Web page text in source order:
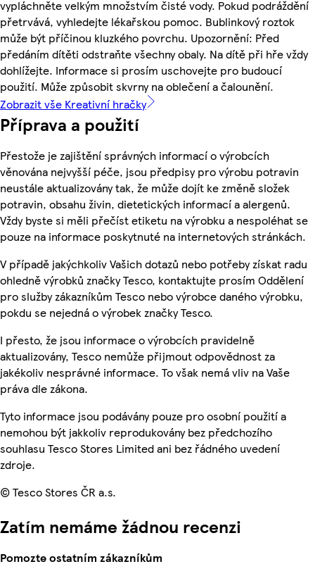
vypláchněte velkým množstvím čisté vody. Pokud podráždění
přetrvává, vyhledejte lékařskou pomoc. Bublinkový roztok
může být příčinou kluzkého povrchu. Upozornění: Před
předáním dítěti odstraňte všechny obaly. Na dítě při hře vždy
dohlížejte. Informace si prosím uschovejte pro budoucí
použití. Může způsobit skvrny na oblečení a čalounění.
Zobrazit vše Kreativní hračky
Příprava a použití
Přestože je zajištění správných informací o výrobcích
věnována nejvyšší péče, jsou předpisy pro výrobu potravin
neustále aktualizovány tak, že může dojít ke změně složek
potravin, obsahu živin, dietetických informací a alergenů.
Vždy byste si měli přečíst etiketu na výrobku a nespoléhat se
pouze na informace poskytnuté na internetových stránkách.
V případě jakýchkoliv Vašich dotazů nebo potřeby získat radu
ohledně výrobků značky Tesco, kontaktujte prosím Oddělení
pro služby zákazníkům Tesco nebo výrobce daného výrobku,
pokdu se nejedná o výrobek značky Tesco.
I přesto, že jsou informace o výrobcích pravidelně
aktualizovány, Tesco nemůže přijmout odpovědnost za
jakékoliv nesprávné informace. To však nemá vliv na Vaše
práva dle zákona.
Tyto informace jsou podávány pouze pro osobní použití a
nemohou být jakkoliv reprodukovány bez předchozího
souhlasu Tesco Stores Limited ani bez řádného uvedení
zdroje.
© Tesco Stores ČR a.s.
Zatím nemáme žádnou recenzi
Pomozte ostatním zákazníkům